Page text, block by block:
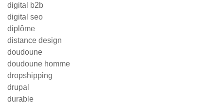
digital b2b
digital seo
diplôme
distance design
doudoune
doudoune homme
dropshipping
drupal
durable